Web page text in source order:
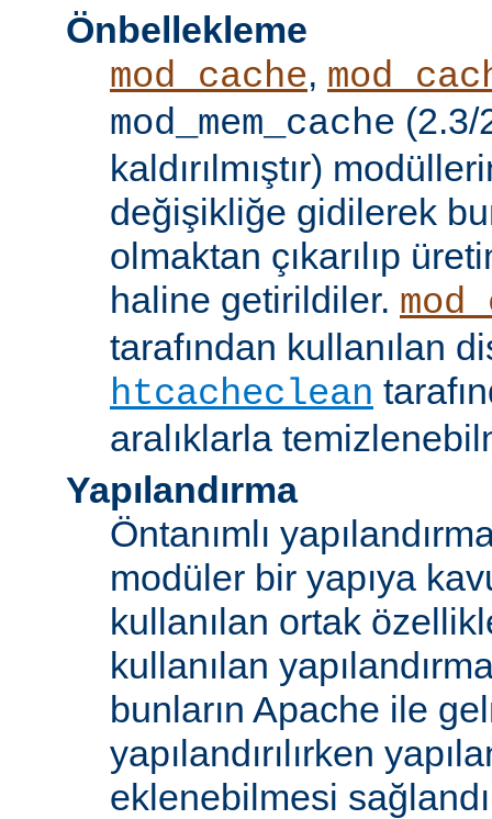
Önbellekleme
mod_cache,
mod_mem_cache (2.3/
kaldırılmıştır)
değişikliğe gidilerek
olmaktan çıkarılıp
haline getirildiler.
tarafından kullanılan
htcacheclean
aralıklarla
Yapılandırma
Öntanımlı
modüler bir yapıya
kullanılan ortak
kullanılan
bunların Apache ile
yapılandırılırken
eklenebilmesi